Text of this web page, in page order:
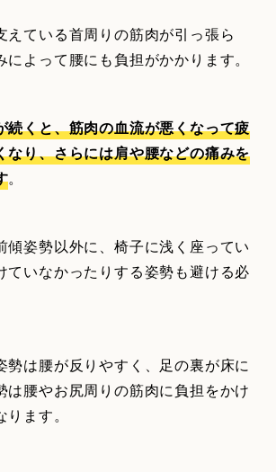
えている首周りの筋肉が引っ張ら
よって腰にも負担がかかります。
続くと、筋肉の血流が悪くなって疲
なり、さらには肩や腰などの痛みを
。
傾姿勢以外に、椅子に浅く座ってい
ていなかったりする姿勢も避ける必
勢は腰が反りやすく、足の裏が床に
は腰やお尻周りの筋肉に負担をかけ
ます。